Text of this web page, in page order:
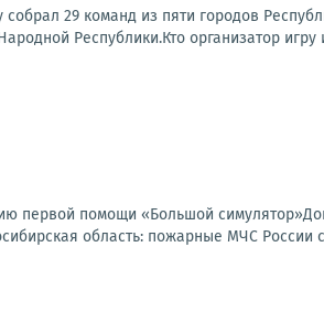
29 команд из пяти городов
Республики.Кто организатор игру
первой помощи «Большой
область: пожарные МЧС России